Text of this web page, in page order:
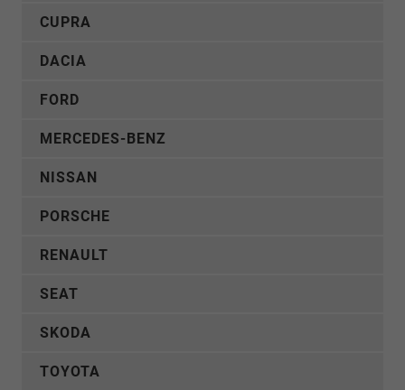
CUPRA
DACIA
FORD
MERCEDES-BENZ
NISSAN
PORSCHE
RENAULT
SEAT
SKODA
TOYOTA